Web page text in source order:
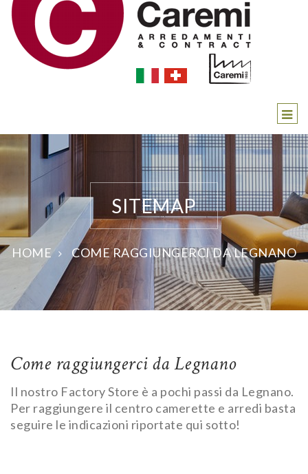
SITEMAP
HOME COME RAGGIUNGERCI DA LEGNANO
Come raggiungerci da Legnano
Il nostro Factory Store è a pochi passi da Legnano.
Per raggiungere il centro camerette e arredi basta
seguire le indicazioni riportate qui sotto!